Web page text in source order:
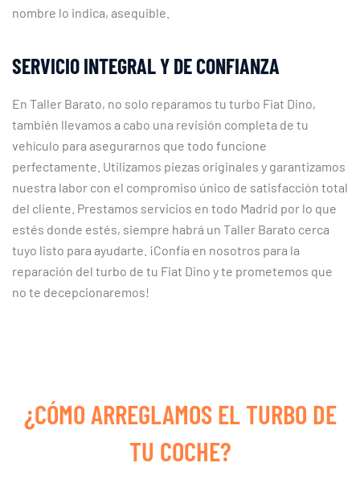
nombre lo indica, asequible.
SERVICIO INTEGRAL Y DE CONFIANZA
En Taller Barato, no solo reparamos tu turbo Fiat Dino,
también llevamos a cabo una revisión completa de tu
vehículo para asegurarnos que todo funcione
perfectamente. Utilizamos piezas originales y garantizamos
nuestra labor con el compromiso único de satisfacción total
del cliente. Prestamos servicios en todo Madrid por lo que
estés donde estés, siempre habrá un Taller Barato cerca
tuyo listo para ayudarte. ¡Confía en nosotros para la
reparación del turbo de tu Fiat Dino y te prometemos que
no te decepcionaremos!
¿CÓMO ARREGLAMOS EL TURBO DE
TU COCHE?